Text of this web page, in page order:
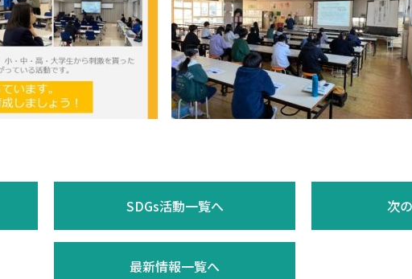
SDGs活動一覧へ 次
最新情報一覧へ